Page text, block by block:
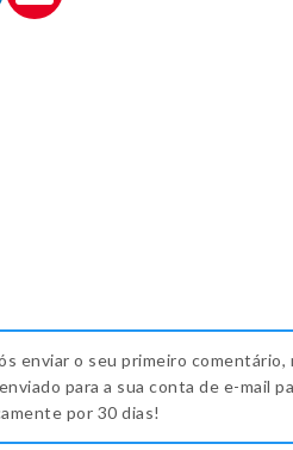
enviar o seu primeiro comentário,
para a sua conta de e-mail
por 30 dias!